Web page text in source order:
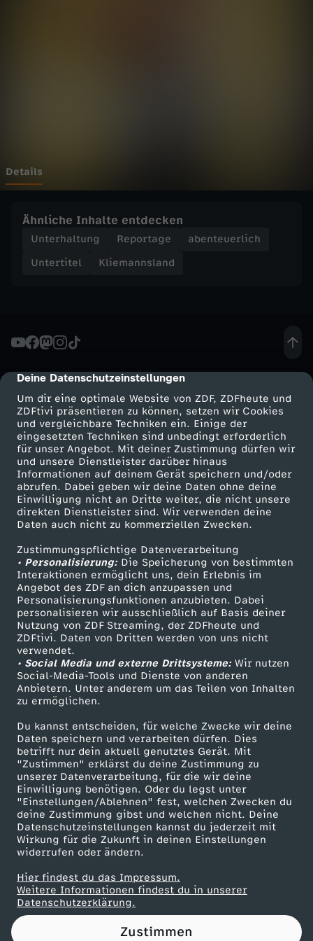
cmp-dialog-description
Deine Datenschutzeinstellungen
Um dir eine optimale Website von ZDF, ZDFheute und
ZDFtivi präsentieren zu können, setzen wir Cookies
und vergleichbare Techniken ein. Einige der
eingesetzten Techniken sind unbedingt erforderlich
für unser Angebot. Mit deiner Zustimmung dürfen wir
und unsere Dienstleister darüber hinaus
Informationen auf deinem Gerät speichern und/oder
abrufen. Dabei geben wir deine Daten ohne deine
Einwilligung nicht an Dritte weiter, die nicht unsere
direkten Dienstleister sind. Wir verwenden deine
Daten auch nicht zu kommerziellen Zwecken.
Zustimmungspflichtige Datenverarbeitung
• Personalisierung:Die Speicherung von bestimmten
Interaktionen ermöglicht uns, dein Erlebnis im
Angebot des ZDF an dich anzupassen und
Personalisierungsfunktionen anzubieten. Dabei
personalisieren wir ausschließlich auf Basis deiner
Nutzung von ZDF Streaming, der ZDFheute und
ZDFtivi. Daten von Dritten werden von uns nicht
verwendet.
• Social Media und externe Drittsysteme:Wir nutzen
Social-Media-Tools und Dienste von anderen
Anbietern. Unter anderem um das Teilen von Inhalten
zu ermöglichen.
Du kannst entscheiden, für welche Zwecke wir deine
Daten speichern und verarbeiten dürfen. Dies
betrifft nur dein aktuell genutztes Gerät. Mit
"Zustimmen" erklärst du deine Zustimmung zu
unserer Datenverarbeitung, für die wir deine
Einwilligung benötigen. Oder du legst unter
"Einstellungen/Ablehnen" fest, welchen Zwecken du
deine Zustimmung gibst und welchen nicht. Deine
Datenschutzeinstellungen kannst du jederzeit mit
Wirkung für die Zukunft in deinen Einstellungen
widerrufen oder ändern.
Hier findest du das Impressum.
Weitere Informationen findest du in unserer
Datenschutzerklärung.
Zustimmen
d
S
v
e
n
g
e
r
H
u
n
t
m
i
t
B
o
n
j
w
Details
Ähnliche Inhalte entdecken
Unterhaltung Reportage
abenteuerlich
Untertitel
Kliemannsland
Mehr ZDF
ZDF-Apps
Smart TV
ZDFtext
Livestreams
Sendungen A-Z
TV-Programm
Service
ZDFmitreden
Kontakt zum ZDF
Tickets
Zuschauerservice
Hilfe
ZDF Unternehmen
Karriere
ZDF goes Schule
Werbefernsehen
Mainzelmännchen
Partner